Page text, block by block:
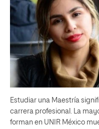
Estudiar una Maestría
carrera profesional. La
forman en UNIR México